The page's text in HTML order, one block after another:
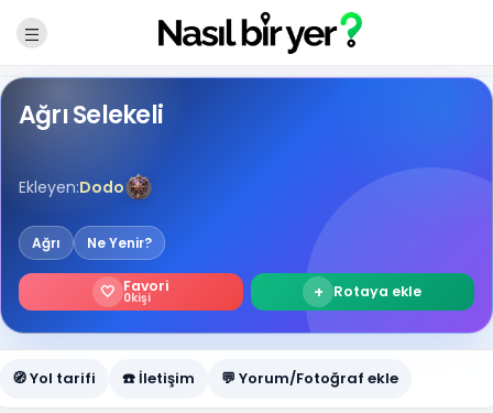
Ağrı Selekeli
Ekleyen:Dodo
Ağrı Ne Yenir?
🤍 Favori
0kişi + Rotaya ekle
🧭 Yol tarifi ☎️ İletişim 💬 Yorum/Fotoğraf ekle